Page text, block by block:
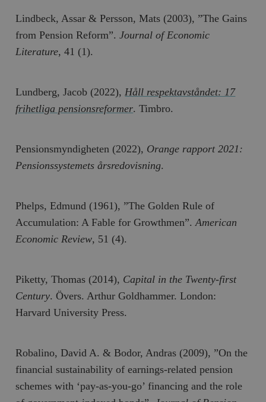
Lindbeck, Assar & Persson, Mats (2003), ”The Gains
from Pension Reform”.Journal of Economic
Literature, 41 (1).
Lundberg, Jacob (2022),Håll respektavståndet: 17
frihetliga pensionsreformer. Timbro.
Pensionsmyndigheten (2022), Orange rapport 2021:
Pensionssystemets årsredovisning.
Phelps, Edmund (1961), ”The Golden Rule of
Accumulation: A Fable for Growthmen”.American
Economic Review, 51 (4).
Piketty, Thomas (2014), Capital in the Twenty-first
Century. Övers. Arthur Goldhammer. London:
Harvard University Press.
Robalino, David A. & Bodor, Andras (2009), ”On the
financial sustainability of earnings-related pension
schemes with ‘pay-as-you-go’ financing and the role